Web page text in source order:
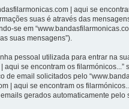
| aqui se
suas é através das
se em
suas mensagens”).
pessoal utilizada para entrar na
se encontram os
email solicitados pelo
aqui se encontram os
gerados automaticamente pelo